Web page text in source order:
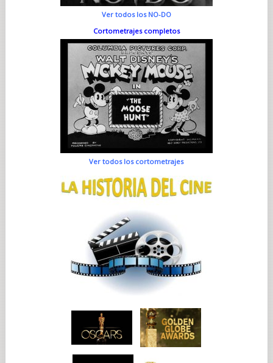
Ver todos los NO-DO
Cortometrajes completos
Ver todos los cortometrajes